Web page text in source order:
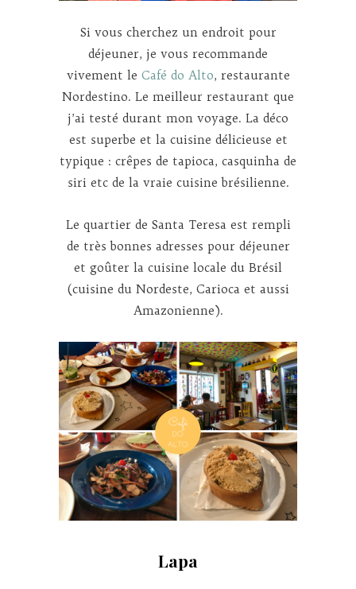
Si vous cherchez un endroit pour
déjeuner, je vous recommande
vivement le Café do Alto, restaurante
Nordestino. Le meilleur restaurant que
j’ai testé durant mon voyage. La déco
est superbe et la cuisine délicieuse et
typique : crêpes de tapioca, casquinha de
siri etc de la vraie cuisine brésilienne.
Le quartier de Santa Teresa est rempli
de très bonnes adresses pour déjeuner
et goûter la cuisine locale du Brésil
(cuisine du Nordeste, Carioca et aussi
Amazonienne).
Lapa